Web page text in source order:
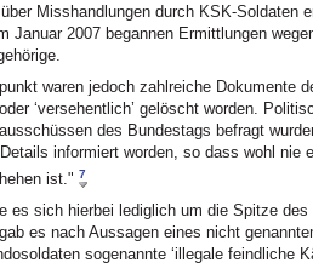
Misshandlungen durch KSK-Soldaten
Januar 2007 begannen Ermittlungen
waren jedoch zahlreiche Dokumente
‘versehentlich’ gelöscht worden.
des Bundestags befragt
informiert worden, so dass wohl nie
ist." 7
es sich hierbei lediglich um die Spitze des
es nach Aussagen eines nicht
sogenannte ‘illegale feindliche